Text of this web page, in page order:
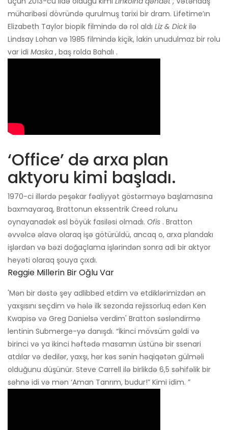
müharibəsi dövründə qurulmuş tarixi bir dram. Lifetime’ın
Elizabeth Taylor biopik filmində də rol aldı Liz & Dickilə
Lindsay Lohan və 1985 filmində kiçik, lakin unudulmaz bir rolu
var idi Maska , baş rolda Bahalı .
‘Office’ də arxa plan
aktyoru kimi başladı.
1970-ci illərdə peşəkar fəaliyyət göstərməyə başlamasına
baxmayaraq, Brattonun ekssentrik Creed rolunu
oynayanadək əsl böyük fasiləsi olmadı. Ofis . Bratton
əvvəlcə əlavə olaraq işə götürüldü, ancaq o, arxa plandakı
işlərdən və bəzi doğaçlama işlərindən sonra adi bir aktyor
heyəti olaraq şouya çıxdı.
Reggie Millerin Bir Oğlu Var
'Mən bir dəstə şey adlibbed etdim və etdiklərimizdən ən
yaxşısını seçdim və hələ ilk sezonda rejissorluq edən Ken
Kwapisə və Greg Danielsə verdim' Bratton səsləndirmə
lentinin Submerge-yə danışdı. “İkinci mövsüm gəldi və
birinci və ya ikinci həftədə masamın üstünə bir ssenari
atdılar və dedilər, yaxşı, hər kəs sənin həqiqətən gülməli
olduğunu düşünür. Steve Carrell ilə birlikdə 6,5 səhifəlik bir
səhnə idi və mən ‘Aman Tanrım, budur!” Kimi idim. ”